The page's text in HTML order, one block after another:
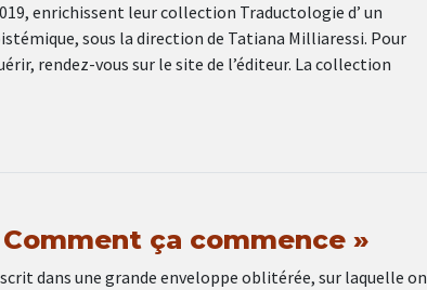
enrichissent leur collection Traductologie d’ un
sous la direction de Tatiana Milliaressi. Pour
rendez-vous sur le site de l’éditeur. La collection
ça commence »
dans une grande enveloppe oblitérée, sur laquelle on